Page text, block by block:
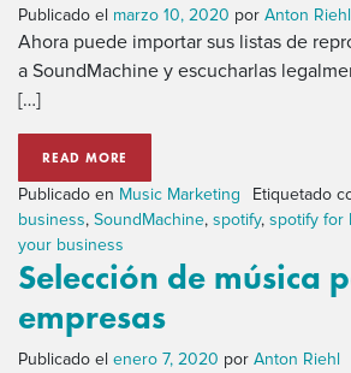
Publicado el marzo 10, 2020 por Anton Riehl
Ahora puede importar sus listas de
a SoundMachine y escucharlas
[…]
READ MORE
Publicado en Music Marketing Etiquetado
business, SoundMachine, spotify, spotify for
your business
Selección de música
empresas
Publicado el enero 7, 2020 por Anton Riehl